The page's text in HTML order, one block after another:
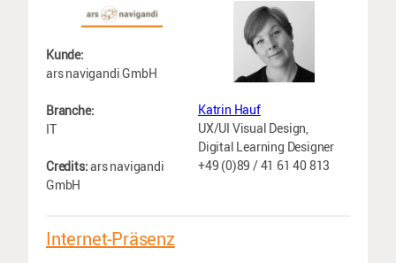
Kunde:
ars navigandi GmbH
Branche:
IT
Credits:ars navigandi
GmbH
Katrin Hauf
UX/UI Visual Design,
Digital Learning Designer
+49 (0)89 / 41 61 40 813
Internet-Präsenz